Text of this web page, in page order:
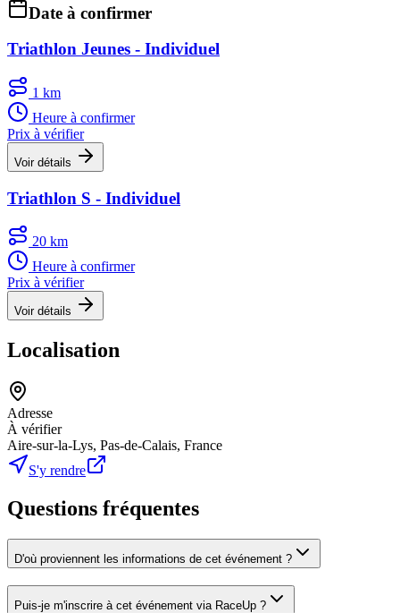
Date à confirmer
Triathlon Jeunes - Individuel
1 km
Heure à confirmer
Prix à vérifier
Voir détails
Triathlon S - Individuel
20 km
Heure à confirmer
Prix à vérifier
Voir détails
Localisation
Adresse
À vérifier
Aire-sur-la-Lys, Pas-de-Calais, France
S'y rendre
Questions fréquentes
D'où proviennent les informations de cet événement ?
Puis-je m'inscrire à cet événement via RaceUp ?